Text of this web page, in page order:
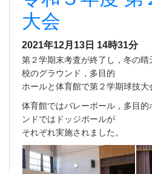
大会
2021年12月13日 14時31分
第２学期末考査が終了し，冬の
校のグラウンド，多目的
ホールと体育館で第２学期球技大
体育館ではバレーボール，多目
ンドではドッジボールが
それぞれ実施されました。